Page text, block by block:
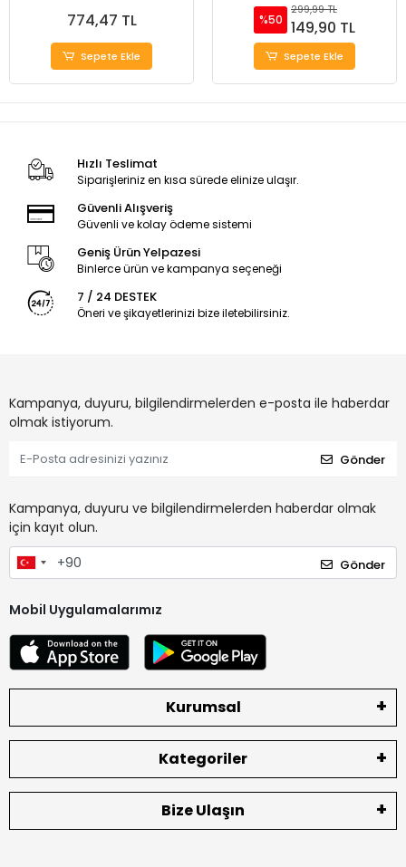
774,47 TL
Sepete Ekle
%50
299,99 TL
149,90 TL
Sepete Ekle
Hızlı Teslimat
Siparişleriniz en kısa sürede elinize ulaşır.
Güvenli Alışveriş
Güvenli ve kolay ödeme sistemi
Geniş Ürün Yelpazesi
Binlerce ürün ve kampanya seçeneği
7 / 24 DESTEK
Öneri ve şikayetlerinizi bize iletebilirsiniz.
Kampanya, duyuru, bilgilendirmelerden e-posta ile haberdar
olmak istiyorum.
Gönder
Kampanya, duyuru ve bilgilendirmelerden haberdar olmak
için kayıt olun.
Gönder
Mobil Uygulamalarımız
Kurumsal
Kategoriler
Bize Ulaşın